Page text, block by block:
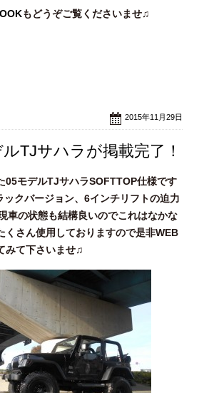
もどうぞご覧くださいませ♫
2015年11月29日
TJサハラが掲載完了！
05モデルTJサハラSOFTTOP仕様です
クバージョン、6インチリフトの迫力
車の状態も結構良いのでこれはなかな
くさん使用しておりますので是非WEB
みて下さいませ♫